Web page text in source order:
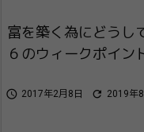
富を築く為にどうし
６のウィークポイン
 2017年2月8日  2019年